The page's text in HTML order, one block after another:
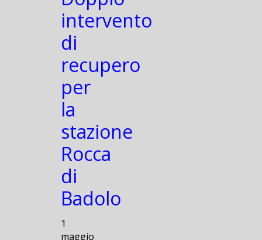
intervento
di
recupero
per
la
stazione
Rocca
di
Badolo
1
maggio